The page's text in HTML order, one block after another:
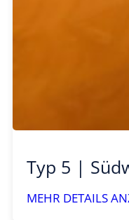
Typ 5 |
MEHR DETAILS